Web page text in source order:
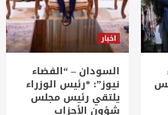
اخبار
السودان – “الفضاء
نيوز”: *رئيس الوزراء
يلتقي رئيس مجلس
شؤون الأحزاب